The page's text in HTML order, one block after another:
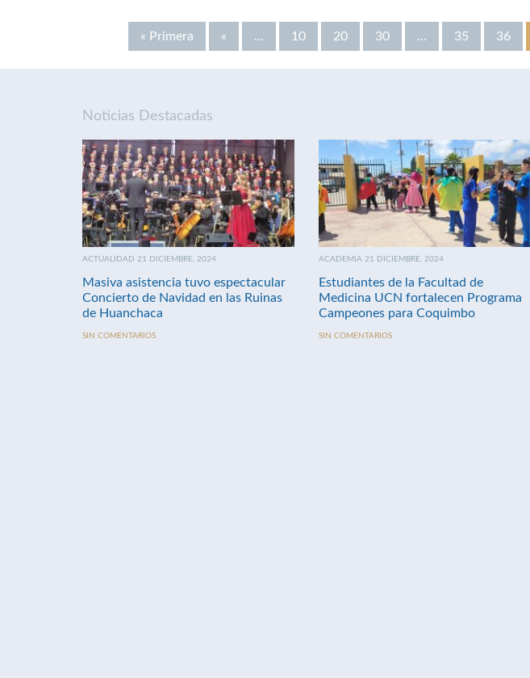
« Primera « ... 10 20 30 ... 35 36
Noticias Destacadas
ACTUALIDAD 21 DICIEMBRE, 2024
Masiva asistencia tuvo espectacular
Concierto de Navidad en las Ruinas
de Huanchaca
SIN COMENTARIOS
ACADEMIA 21 DICIEMBRE, 2024
Estudiantes de la Facultad de
Medicina UCN fortalecen Programa
Campeones para Coquimbo
SIN COMENTARIOS